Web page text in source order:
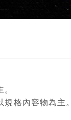
格內容物為主。